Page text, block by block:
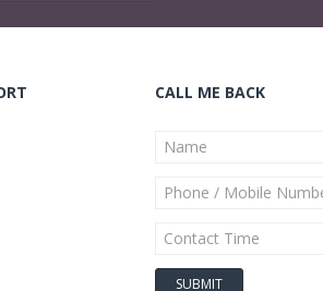
CALL ME BACK